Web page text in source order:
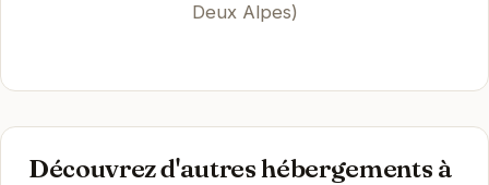
Deux Alpes)
Découvrez d'autres hébergements à